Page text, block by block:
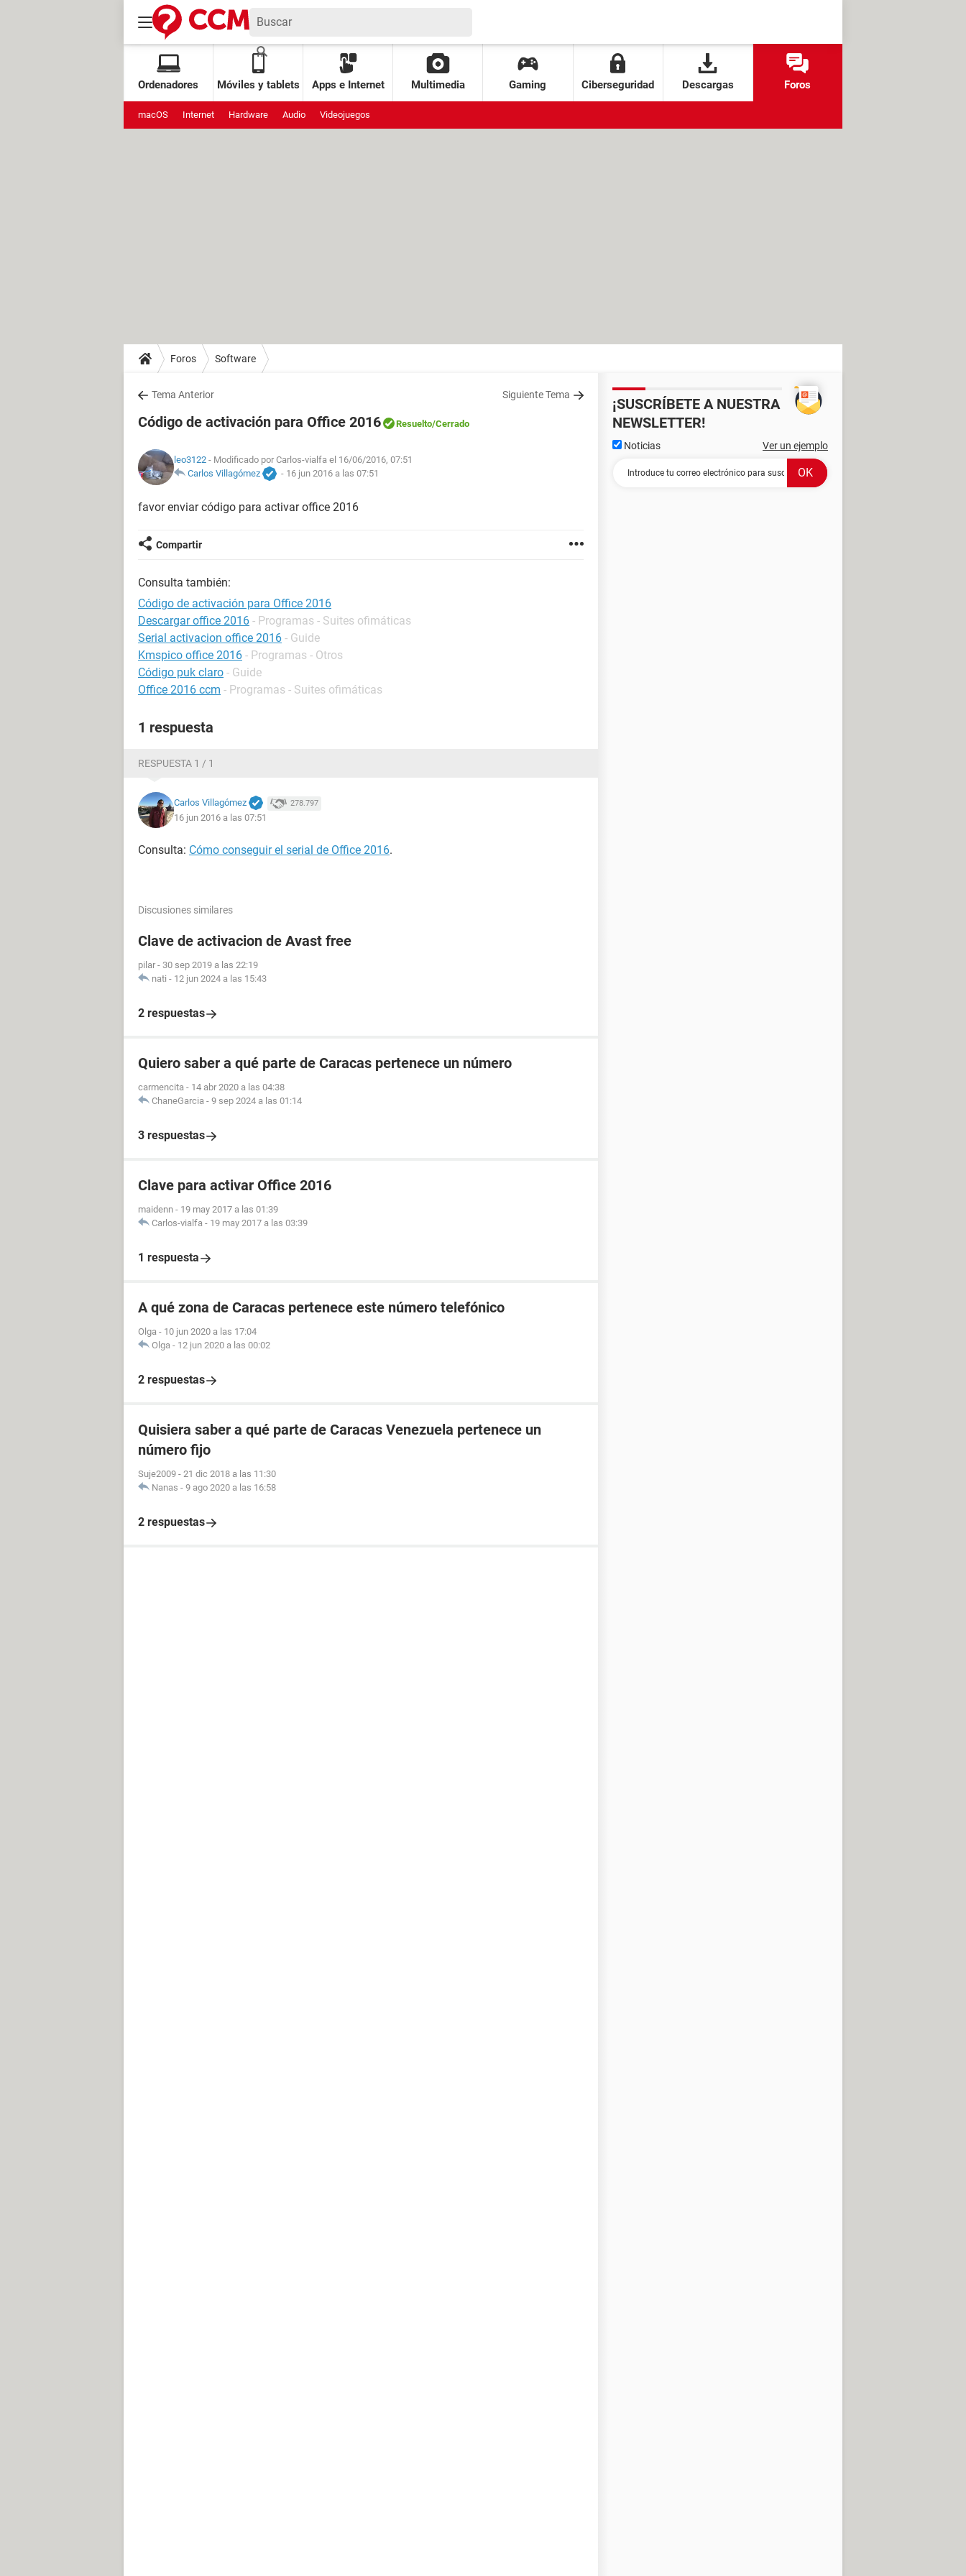
Ordenadores Móviles y tablets Apps e Internet Multimedia Gaming Ciberseguridad Descargas Foros
macOS Internet Hardware Audio Videojuegos
Foros Software
Tema Anterior Siguiente Tema
Código de activación para Office 2016 Resuelto/Cerrado
leo3122 - Modificado por Carlos-vialfa el 16/06/2016, 07:51
Carlos Villagómez
- 16 jun 2016 a las 07:51
favor enviar código para activar office 2016
Compartir
Consulta también:
Código de activación para Office 2016
Descargar office 2016 - Programas - Suites ofimáticas
Serial activacion office 2016 - Guide
Kmspico office 2016 - Programas - Otros
Código puk claro - Guide
Office 2016 ccm - Programas - Suites ofimáticas
1 respuesta
RESPUESTA 1 / 1
Carlos Villagómez 278.797
16 jun 2016 a las 07:51
Consulta: Cómo conseguir el serial de Office 2016.
Discusiones similares
Clave de activacion de Avast free
pilar - 30 sep 2019 a las 22:19
nati - 12 jun 2024 a las 15:43
2 respuestas
Quiero saber a qué parte de Caracas pertenece un número
carmencita - 14 abr 2020 a las 04:38
ChaneGarcia - 9 sep 2024 a las 01:14
3 respuestas
Clave para activar Office 2016
maidenn - 19 may 2017 a las 01:39
Carlos-vialfa - 19 may 2017 a las 03:39
1 respuesta
A qué zona de Caracas pertenece este número telefónico
Olga - 10 jun 2020 a las 17:04
Olga - 12 jun 2020 a las 00:02
2 respuestas
Quisiera saber a qué parte de Caracas Venezuela pertenece un
número fijo
Suje2009 - 21 dic 2018 a las 11:30
Nanas - 9 ago 2020 a las 16:58
2 respuestas
¡SUSCRÍBETE A NUESTRA
NEWSLETTER!
Noticias Ver un ejemplo